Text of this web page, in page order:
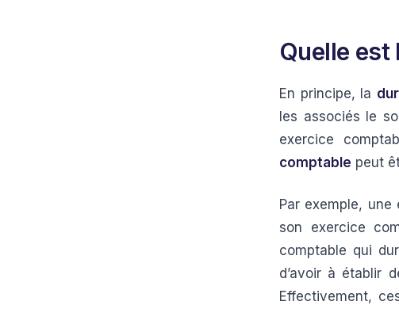
Quelle est
En principe, la
les associés le
exercice
comptable peut
Par exemple,
son exercice
comptable qui
d’avoir à établir
Effectivement,